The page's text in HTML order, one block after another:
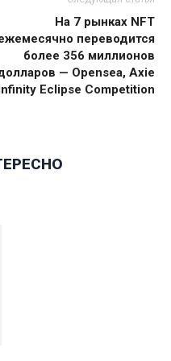
На 7 рынках NFT
переводится
более 356 миллионов
— Opensea, Axie
Eclipse Competition